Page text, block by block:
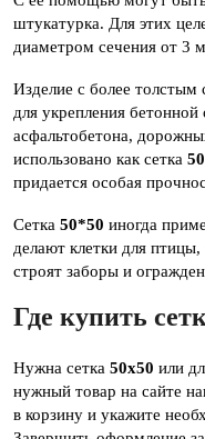
штукатурка. Для этих
диаметром сечения от 3
Изделие с более толстым
для укрепления
асфальтобетона,
использовано как сетка
придается особая
Сетка 50*50 иногда
делают клетки для
строят заборы и
Где купить
Нужна сетка 50х50 или
нужный товар на сайте
в корзину и укажите